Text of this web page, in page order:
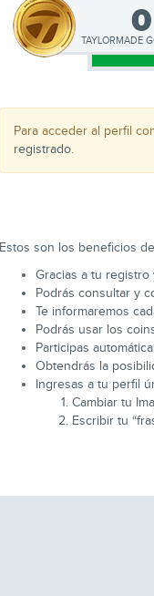
0
TAYLORMADE
Para acceder al perfil
registrado.
Estos son los beneficios
Gracias a tu registro
Podrás consultar y
Te informaremos
Podrás usar los
Participas
Obtendrás la
Ingresas a tu perfil
Cambiar tu
Escribir tu